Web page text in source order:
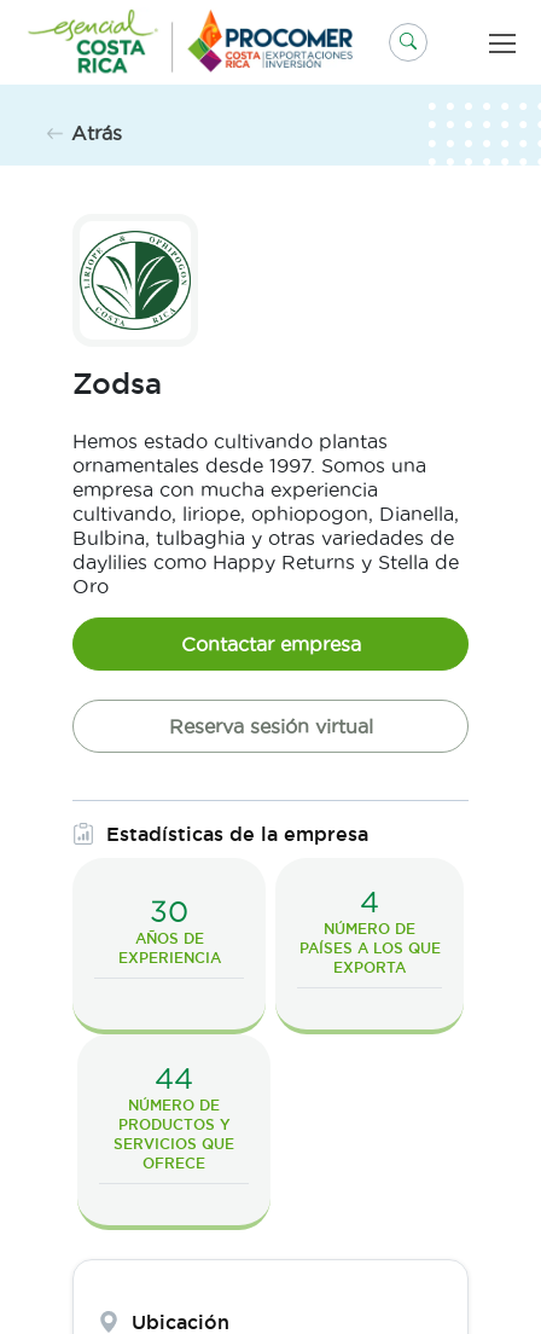
contenido
Atrás
Zodsa
Hemos estado cultivando plantas
ornamentales desde 1997. Somos una
empresa con mucha experiencia
cultivando, liriope, ophiopogon, Dianella,
Bulbina, tulbaghia y otras variedades de
daylilies como Happy Returns y Stella de
Oro
Contactar empresa
Reserva sesión virtual
Estadísticas de la empresa
30
AÑOS DE
EXPERIENCIA
4
NÚMERO DE
PAÍSES A LOS QUE
EXPORTA
44
NÚMERO DE
PRODUCTOS Y
SERVICIOS QUE
OFRECE
Ubicación